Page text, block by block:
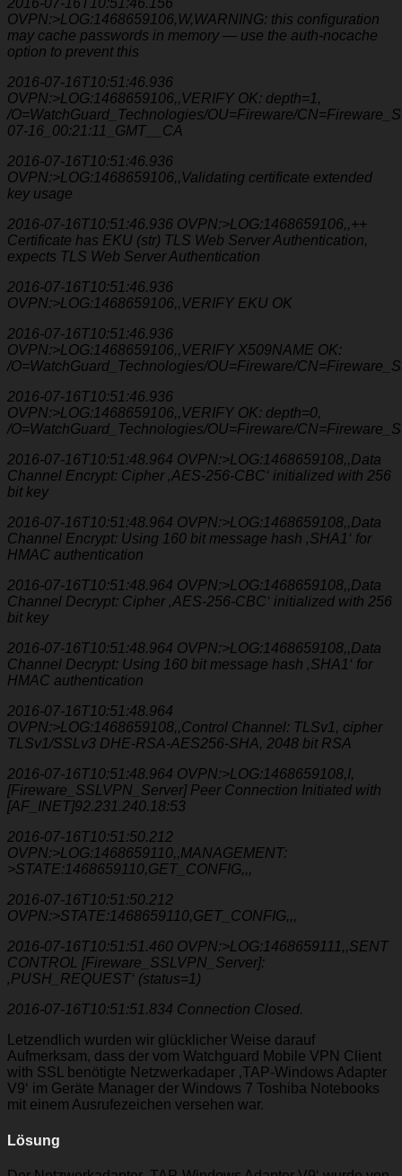
2016-07-16T10:51:46.156
OVPN:>LOG:1468659106,W,WARNING: this configuration
may cache passwords in memory — use the auth-nocache
option to prevent this
2016-07-16T10:51:46.936
OVPN:>LOG:1468659106,,VERIFY OK: depth=1,
/O=WatchGuard_Technologies/OU=Fireware/
07-16_00:21:11_GMT__CA
2016-07-16T10:51:46.936
OVPN:>LOG:1468659106,,Validating certificate extended
key usage
2016-07-16T10:51:46.936 OVPN:>LOG:1468659106,,++
Certificate has EKU (str) TLS Web Server Authentication,
expects TLS Web Server Authentication
2016-07-16T10:51:46.936
OVPN:>LOG:1468659106,,VERIFY EKU OK
2016-07-16T10:51:46.936
OVPN:>LOG:1468659106,,VERIFY X509NAME OK:
/O=WatchGuard_Technologies/OU=Fireware/
2016-07-16T10:51:46.936
OVPN:>LOG:1468659106,,VERIFY OK: depth=0,
/O=WatchGuard_Technologies/OU=Fireware/
2016-07-16T10:51:48.964 OVPN:>LOG:1468659108,,Data
Channel Encrypt: Cipher ‚AES-256-CBC‘ initialized with 256
bit key
2016-07-16T10:51:48.964 OVPN:>LOG:1468659108,,Data
Channel Encrypt: Using 160 bit message hash ‚SHA1‘ for
HMAC authentication
2016-07-16T10:51:48.964 OVPN:>LOG:1468659108,,Data
Channel Decrypt: Cipher ‚AES-256-CBC‘ initialized with 256
bit key
2016-07-16T10:51:48.964 OVPN:>LOG:1468659108,,Data
Channel Decrypt: Using 160 bit message hash ‚SHA1‘ for
HMAC authentication
2016-07-16T10:51:48.964
OVPN:>LOG:1468659108,,Control Channel: TLSv1, cipher
TLSv1/SSLv3 DHE-RSA-AES256-SHA, 2048 bit RSA
2016-07-16T10:51:48.964 OVPN:>LOG:1468659108,I,
[Fireware_SSLVPN_Server] Peer Connection Initiated with
[AF_INET]92.231.240.18:53
2016-07-16T10:51:50.212
OVPN:>LOG:1468659110,,MANAGEMENT:
>STATE:1468659110,GET_CONFIG,,,
2016-07-16T10:51:50.212
OVPN:>STATE:1468659110,GET_CONFIG,,,
2016-07-16T10:51:51.460 OVPN:>LOG:1468659111,,SENT
CONTROL [Fireware_SSLVPN_Server]:
‚PUSH_REQUEST‘ (status=1)
2016-07-16T10:51:51.834 Connection Closed.
Letzendlich wurden wir glücklicher Weise darauf
Aufmerksam, dass der vom Watchguard Mobile VPN Client
with SSL benötigte Netzwerkadaper ‚TAP-Windows Adapter
V9‘ im Geräte Manager der Windows 7 Toshiba Notebooks
mit einem Ausrufezeichen versehen war.
Lösung